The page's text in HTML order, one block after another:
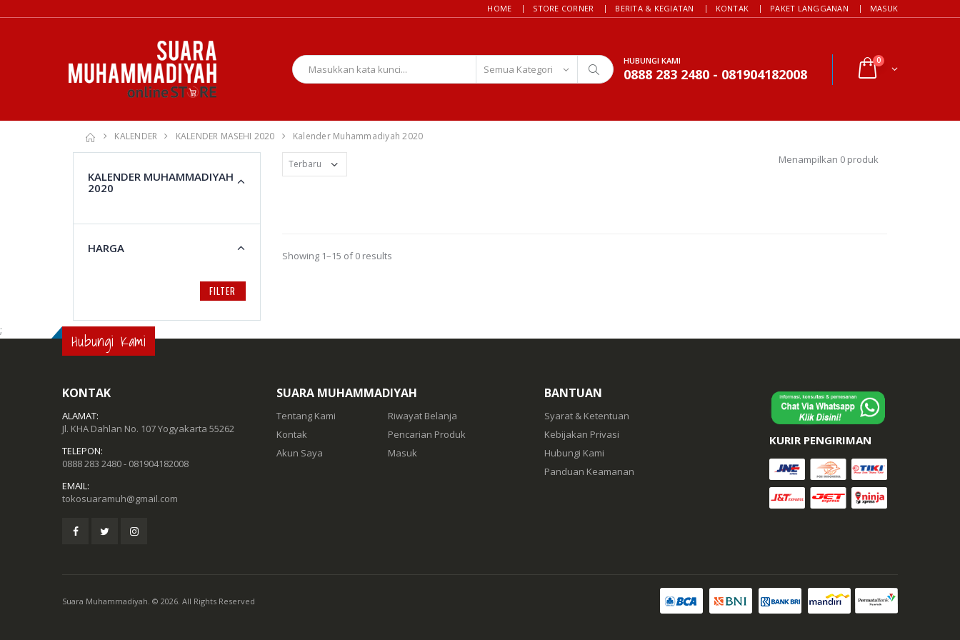
HOME STORE CORNER BERITA & KEGIATAN KONTAK PAKET LANGGANAN MASUK
HUBUNGI KAMI
0888 283 2480 - 081904182008
0
KALENDER KALENDER MASEHI 2020 Kalender Muhammadiyah 2020
Menampilkan 0 produk
Showing 1–15 of 0 results
KALENDER MUHAMMADIYAH
2020
HARGA
FILTER
; Hubungi Kami
KONTAK
ALAMAT:
Jl. KHA Dahlan No. 107 Yogyakarta 55262
TELEPON:
0888 283 2480 - 081904182008
EMAIL:
tokosuaramuh@gmail.com
SUARA MUHAMMADIYAH
Tentang Kami
Kontak
Akun Saya
Riwayat Belanja
Pencarian Produk
Masuk
BANTUAN
Syarat & Ketentuan
Kebijakan Privasi
Hubungi Kami
Panduan Keamanan
KURIR PENGIRIMAN
Suara Muhammadiyah. © 2026. All Rights Reserved